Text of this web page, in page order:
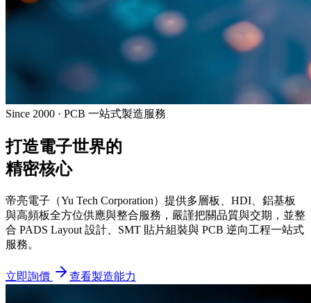
Since 2000 · PCB 一站式製造服務
打造電子世界的
精密核心
帝亮電子（Yu Tech Corporation）提供多層板、HDI、鋁基板
與高頻板全方位供應與整合服務，嚴謹把關品質與交期，並整
合 PADS Layout 設計、SMT 貼片組裝與 PCB 逆向工程一站式
服務。
立即詢價 查看製造能力